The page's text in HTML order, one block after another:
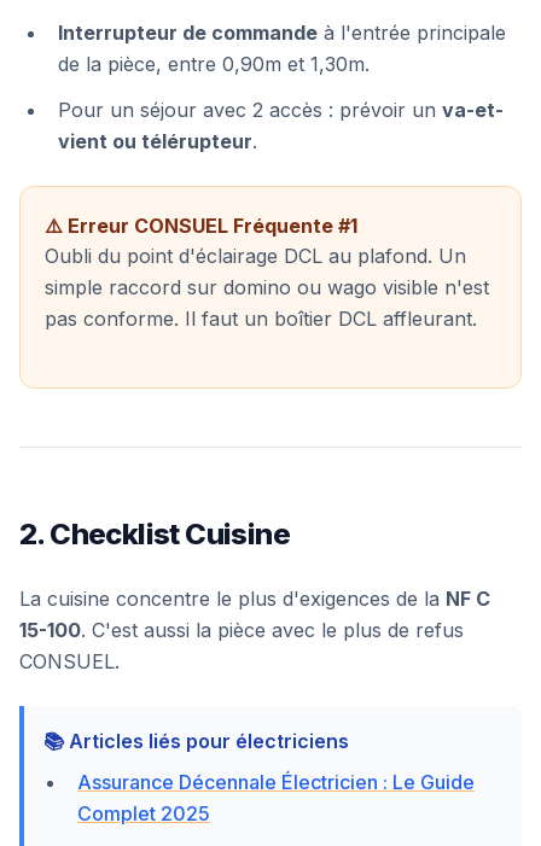
Interrupteur de commande à l'entrée principale
de la pièce, entre 0,90m et 1,30m.
Pour un séjour avec 2 accès : prévoir un va-et-
vient ou télérupteur.
⚠️ Erreur CONSUEL Fréquente #1
Oubli du point d'éclairage DCL au plafond. Un
simple raccord sur domino ou wago visible n'est
pas conforme. Il faut un boîtier DCL affleurant.
2. Checklist Cuisine
La cuisine concentre le plus d'exigences de la NF C
15-100. C'est aussi la pièce avec le plus de refus
CONSUEL.
📚 Articles liés pour électriciens
Assurance Décennale Électricien : Le Guide
Complet 2025